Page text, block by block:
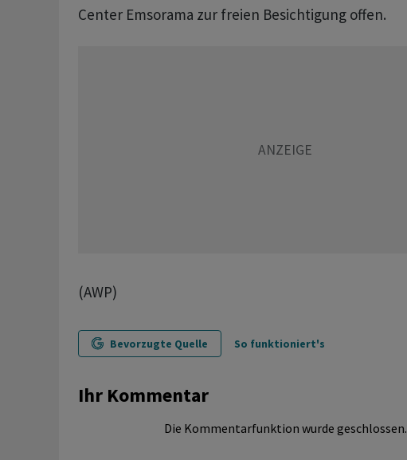
Center Emsorama zur freien Besichtigung offen.
(AWP)
Bevorzugte Quelle So funktioniert's
Ihr Kommentar
Die Kommentarfunktion wurde geschlossen.